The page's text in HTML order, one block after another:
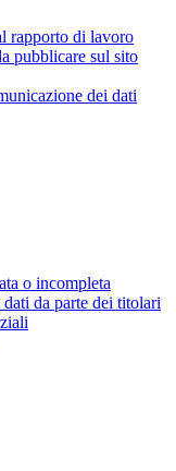
rapporto di lavoro
pubblicare sul sito
dei dati
o incompleta
da parte dei titolari